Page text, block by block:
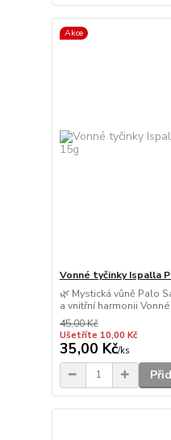
Akce
Vonné tyčinky Ispalla
🌿 Mystická vůně Palo
a vnitřní harmonii
45,00 Kč
Ušetříte 10,00 Kč
35,00 Kč/ks